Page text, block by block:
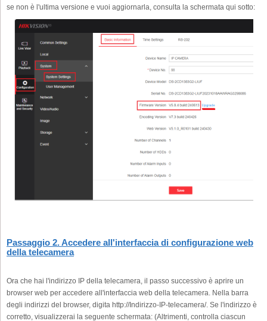
se non è l'ultima versione e vuoi aggiornarla, consulta la schermata qui sotto:
Passaggio 2. Accedere all'interfaccia di configurazione web
della telecamera
Ora che hai l'indirizzo IP della telecamera, il passo successivo è aprire un
browser web per accedere all'interfaccia web della telecamera. Nella barra
degli indirizzi del browser, digita http://Indirizzo-IP-telecamera/. Se l'indirizzo è
corretto, visualizzerai la seguente schermata: (Altrimenti, controlla ciascun